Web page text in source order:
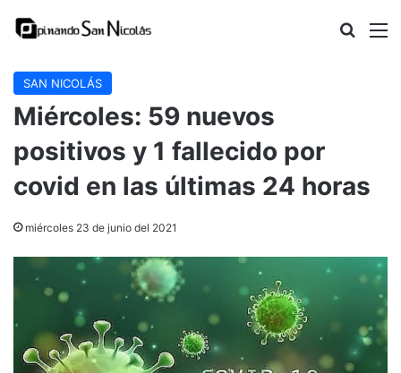
Buscar
SAN NICOLÁS
Miércoles: 59 nuevos
positivos y 1 fallecido por
covid en las últimas 24 horas
miércoles 23 de junio del 2021